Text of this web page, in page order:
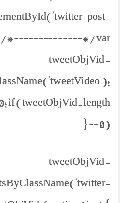
post-
var
tweetObjVid =
0; if (tweetObjVid.length
== 0) {
tweetObjVid =